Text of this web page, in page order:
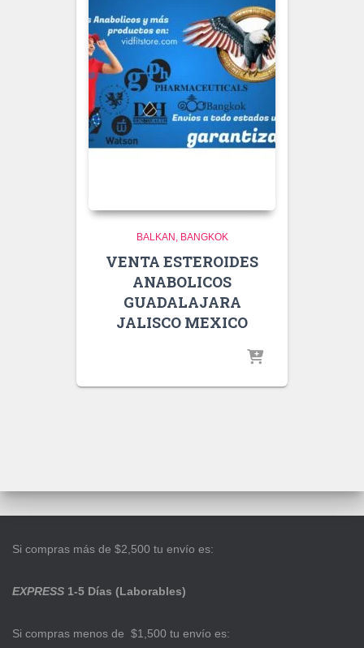
BALKAN BANGKOK
VENTA ESTEROIDES
ANABOLICOS
GUADALAJARA
JALISCO MEXICO
Si compras más de $2,500 tu envío es:
EXPRESS 1-5 Días (Laborables)
Si compras menos de $1,500 tu envío es: